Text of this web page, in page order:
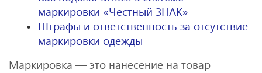
маркировки «Честный ЗНАК»
Штрафы и ответственность за отсутствие
маркировки одежды
Маркировка — это нанесение на товар